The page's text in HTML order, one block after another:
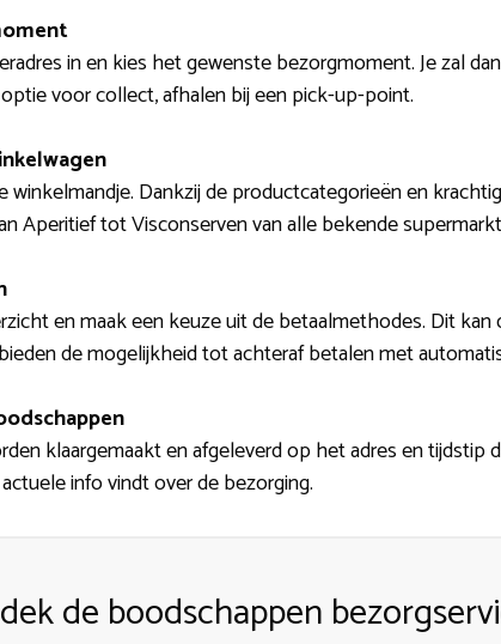
in en kies het gewenste bezorgmoment. Je zal
voor collect, afhalen bij een pick-up-point.
winkelmandje. Dankzij de productcategorieën en
Aperitief tot Visconserven van alle bekende
en maak een keuze uit de betaalmethodes. Dit kan
de mogelijkheid tot achteraf betalen met
klaargemaakt en afgeleverd op het adres en tijdstip
info vindt over de bezorging.
de boodschappen